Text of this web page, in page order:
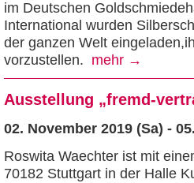
im Deutschen
International wurden
der ganzen Welt
vorzustellen. mehr →
Ausstellung „fremd-
02. November 2019 (Sa) -
Roswita Waechter ist mit
70182 Stuttgart in der Halle